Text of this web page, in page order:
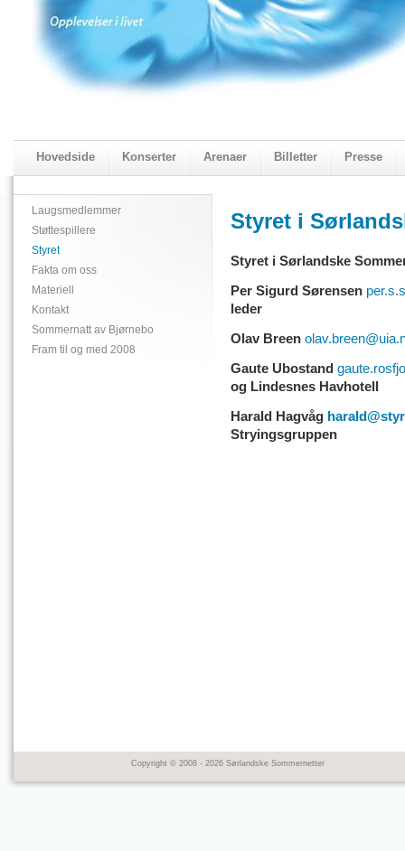
Hovedside Konserter Arenaer Billetter Presse
2018 Programmet Visningskatalogen 2018
Laugsmedlemmer
Støttespillere
Styret
Fakta om oss
Materiell
Kontakt
Sommernatt av Bjørnebo
Fram til og med 2008
Styret i
Styret i Sørlandske
Per Sigurd Sørensen
leder
Olav Breen
Gaute Ubostand
og Lindesnes Havhotell
Harald Hagvåg
Stryingsgruppen
Copyright © 2008 - 2026 Sørlandske Sommernetter